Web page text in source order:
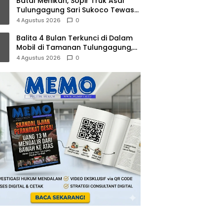
Tulungagung Sari Sukoco Tewas
dalam Kebakaran KMP Mutiara 2
4 Agustus 2026 0
Balita 4 Bulan Terkunci di Dalam
Mobil di Tamanan Tulungagung,
Damkar Evakuasi dalam 10 Menit
4 Agustus 2026 0